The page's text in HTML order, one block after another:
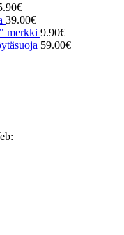
€
39.00€
merkki 9.90€
59.00€